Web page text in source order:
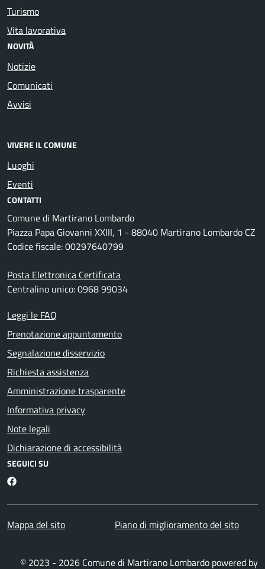
Turismo
Vita lavorativa
NOVITÀ
Notizie
Comunicati
Avvisi
VIVERE IL COMUNE
Luoghi
Eventi
CONTATTI
Comune di Martirano Lombardo
Piazza Papa Giovanni XXIII, 1 - 88040 Martirano Lombardo CZ
Codice fiscale: 00297640799
Posta Elettronica Certificata
Centralino unico: 0968 99034
Leggi le FAQ
Prenotazione appuntamento
Segnalazione disservizio
Richiesta assistenza
Amministrazione trasparente
Informativa privacy
Note legali
Dichiarazione di accessibilità
SEGUICI SU
Martirano Lombardo Facebook
Mappa del sito Piano di miglioramento del sito
© 2023 - 2026 Comune di Martirano Lombardo powered by